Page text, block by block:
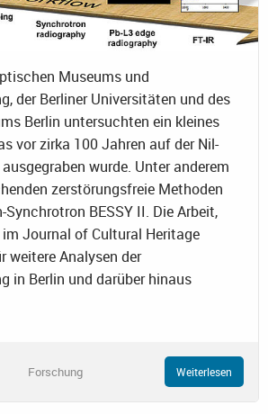
Museums und
der Berliner Universitäten und des
Berlin untersuchten ein kleines
vor zirka 100 Jahren auf der Nil-
wurde. Unter anderem
zerstörungsfreie Methoden
BESSY II. Die Arbeit,
im Journal of Cultural Heritage
weitere Analysen der
in Berlin und darüber hinaus
Forschung Weiterlesen